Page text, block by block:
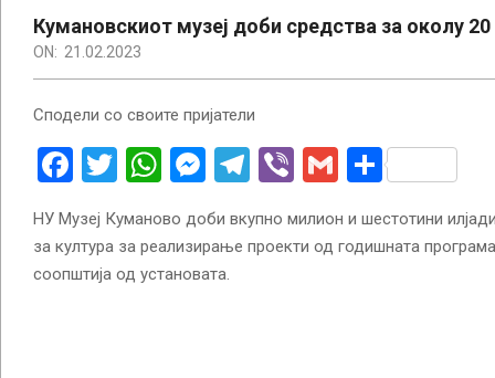
Кумановскиот музеј доби средства за околу
ON: 21.02.2023
Сподели со своите пријатели
Facebook
Twitter
WhatsApp
Messenger
Telegram
ViberGmailShare
НУ Музеј Куманово доби вкупно милион и шестотини
за култура за реализирање проекти од годишната
соопштија од установата.